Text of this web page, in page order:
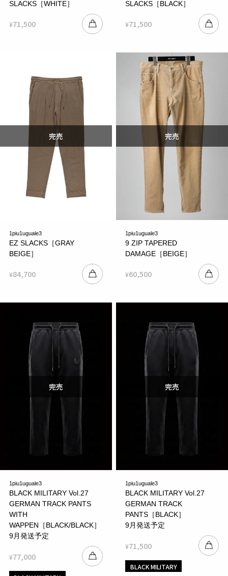
SLACKS［WHITE］
¥71,500
SLACKS［BLACK］
¥71,500
1piu1uguale3
EZ SLACKS［GRAY
BEIGE］
¥84,700
1piu1uguale3
9 ZIP TAPERED
DAMAGE［BEIGE］
¥60,500
1piu1uguale3
BLACK MILITARY Vol.27
GERMAN TRACK PANTS
WITH
WAPPEN［BLACK/BLACK］
9月発送予定
¥77,000
1piu1uguale3
BLACK MILITARY Vol.27
GERMAN TRACK
PANTS［BLACK］
9月発送予定
¥71,500
BLACK MILITARY